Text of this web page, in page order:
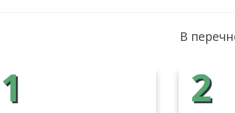
В
1 2